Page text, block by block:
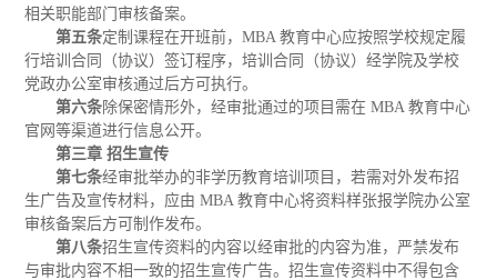
相关职能部门审核备案。
第五条定制课程在开班前，MBA 教育中心应按照学校规定履
行培训合同（协议）签订程序，培训合同（协议）经学院及学校
党政办公室审核通过后方可执行。
第六条除保密情形外，经审批通过的项目需在 MBA 教育中心
官网等渠道进行信息公开。
第三章 招生宣传
第七条经审批举办的非学历教育培训项目，若需对外发布招
生广告及宣传材料，应由 MBA 教育中心将资料样张报学院办公室
审核备案后方可制作发布。
第八条招生宣传资料的内容以经审批的内容为准，严禁发布
与审批内容不相一致的招生宣传广告。招生宣传资料中不得包含